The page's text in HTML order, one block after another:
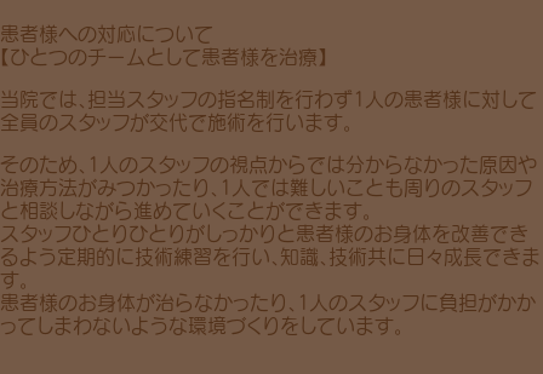
患者様への対応について
【ひとつのチームとして患者様を治療】
当院では、担当スタッフの指名制を行わず1人の患者様に対して
全員のスタッフが交代で施術を行います。
そのため、1人のスタッフの視点からでは分からなかった原因や
治療方法がみつかったり、1人では難しいことも周りのスタッフ
と相談しながら進めていくことができます。
スタッフひとりひとりがしっかりと患者様のお身体を改善でき
るよう定期的に技術練習を行い、知識、技術共に日々成長できま
す。
患者様のお身体が治らなかったり、1人のスタッフに負担がかか
ってしまわないような環境づくりをしています。